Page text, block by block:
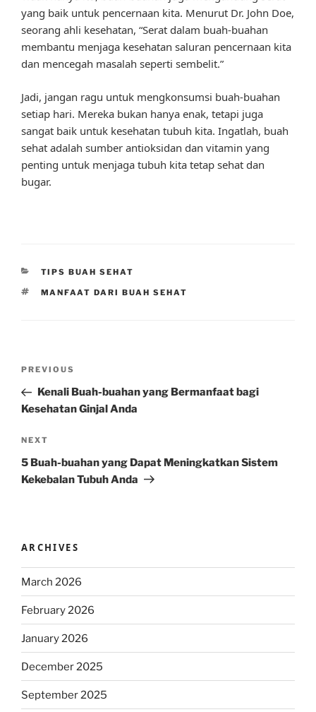
yang baik untuk pencernaan kita. Menurut Dr. John Doe,
seorang ahli kesehatan, “Serat dalam buah-buahan
membantu menjaga kesehatan saluran pencernaan kita
dan mencegah masalah seperti sembelit.”
Jadi, jangan ragu untuk mengkonsumsi buah-buahan
setiap hari. Mereka bukan hanya enak, tetapi juga
sangat baik untuk kesehatan tubuh kita. Ingatlah, buah
sehat adalah sumber antioksidan dan vitamin yang
penting untuk menjaga tubuh kita tetap sehat dan
bugar.
CATEGORIES
TIPS BUAH SEHAT
TAGS
MANFAAT DARI BUAH SEHAT
Previous
Post
PREVIOUS
Kenali Buah-buahan yang Bermanfaat bagi
Kesehatan Ginjal Anda
Next
Post
NEXT
5 Buah-buahan yang Dapat Meningkatkan Sistem
Kekebalan Tubuh Anda
ARCHIVES
March 2026
February 2026
January 2026
December 2025
September 2025